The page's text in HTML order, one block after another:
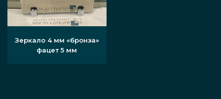
Зеркало 4 мм «бронза»
фацет 5 мм